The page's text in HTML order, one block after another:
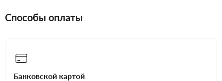
Способы оплаты
Банковской картой